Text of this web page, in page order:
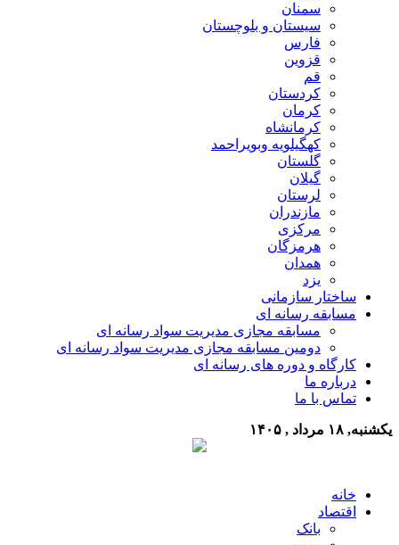
سمنان
سیستان و بلوچستان
فارس
قزوین
قم
کردستان
کرمان
کرمانشاه
کهگیلویه وبویراحمد
گلستان
گیلان
لرستان
مازندران
مرکزی
هرمزگان
همدان
یزد
ساختار سازمانی
مسابقه رسانه ای
مسابقه مجازی مدیریت سواد رسانه ای
دومین مسابقه مجازی مدیریت سواد رسانه ای
کارگاه و دوره های رسانه ای
درباره ما
تماس با ما
یکشنبه, ۱۸ مرداد , ۱۴۰۵
خانه
اقتصاد
بانک